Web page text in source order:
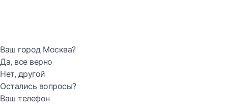
Ваш город Москва?
Да, все верно
Нет, другой
Остались вопросы?
Ваш телефон